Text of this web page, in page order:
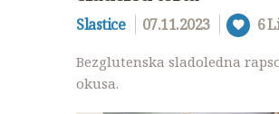
Slastice 07.11.2023 6
Bezglutenska sladoledna
okusa.